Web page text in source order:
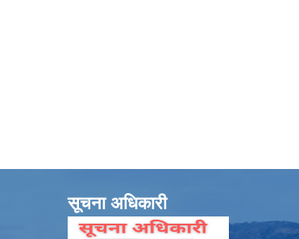
सूचना अधिकारी